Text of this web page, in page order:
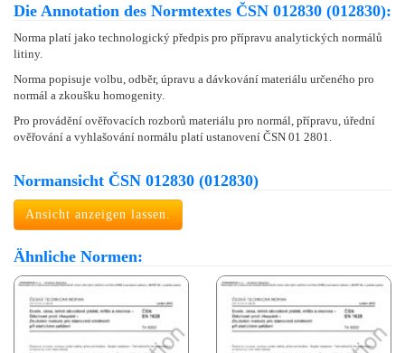
Die Annotation des Normtextes ČSN 012830 (012830):
Norma platí jako technologický předpis pro přípravu analytických normálů
litiny.
Norma popisuje volbu, odběr, úpravu a dávkování materiálu určeného pro
normál a zkoušku homogenity.
Pro provádění ověřovacích rozborů materiálu pro normál, přípravu, úřední
ověřování a vyhlašování normálu platí ustanovení ČSN 01 2801.
Normansicht ČSN 012830 (012830)
Ansicht anzeigen lassen.
Ähnliche Normen: